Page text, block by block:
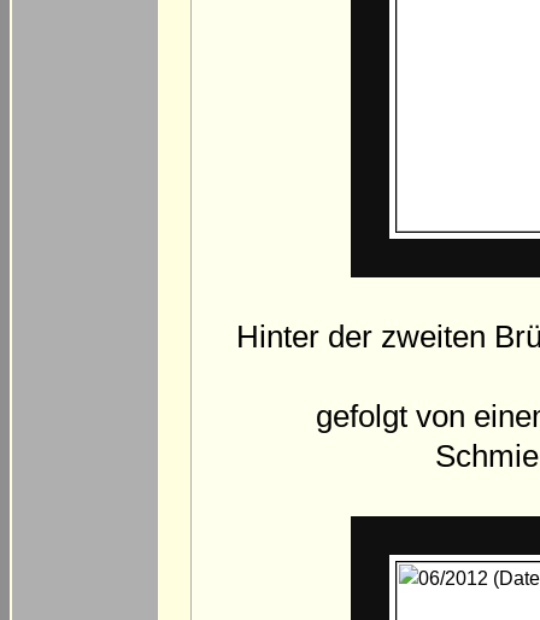
Hinter der zweiten
gefolgt von